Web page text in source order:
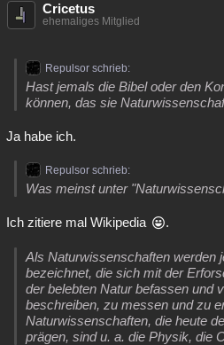
Cricetus
ehemaliges Mitglied
Repulsor schrieb:
Hast jemals die Bibel oder den
können, das sie
Ja habe ich.
Repulsor schrieb:
Was meinst unter
Ich zitiere mal Wikipedia .
Als Naturwissenschaften werden
bezeichnet, die sich mit der
der belebten Natur befassen und
beschreiben, zu messen und zu
Naturwissenschaften, die heute
prägen, sind u. a. die Physik, die